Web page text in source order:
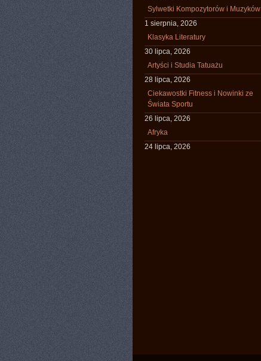
Sylwetki Kompozytorów i Muzyków
1 sierpnia, 2026
Klasyka Literatury
30 lipca, 2026
Artyści i Studia Tatuażu
28 lipca, 2026
Ciekawostki Fitness i Nowinki ze
Świata Sportu
26 lipca, 2026
Afryka
24 lipca, 2026